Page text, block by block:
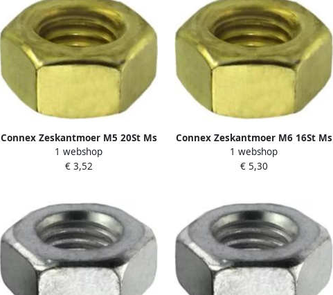
Connex Zeskantmoer M5 20St Ms
KY4240005
1 webshop
€ 3,52
Connex Zeskantmoer M6 16St Ms
KY4240006
1 webshop
€ 5,30